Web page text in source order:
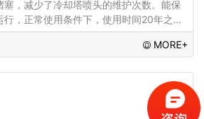
，减少了冷却塔喷头的维护次数。能保
，正常使用条件下，使用时间20年之
置喷孔大，通污能力强，维修方便，冷却
较大...
MORE+